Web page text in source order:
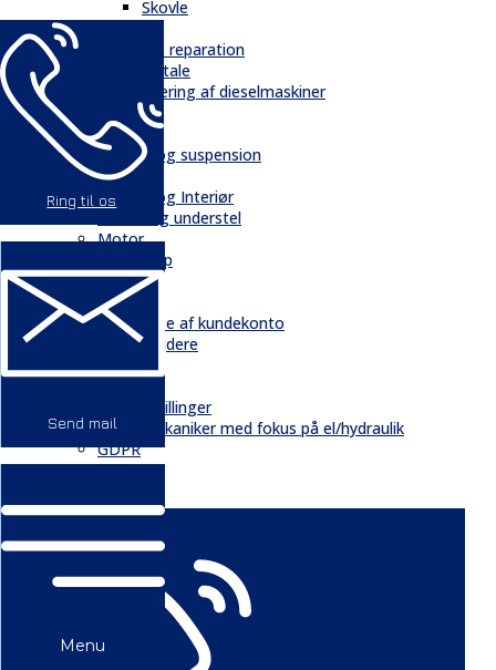
Ring til os
Send mail
Menu
Skovle
Service
Service & reparation
Serviceaftale
Elektrificering af dieselmaskiner
Reservedele
Bånd
Chassis og suspension
Hydraulik
Kabiner og Interiør
Kæder og understel
Motor
Quickshop
Kontakt & Om
Kontakt
Oprettelse af kundekonto
Medarbejdere
Profil
Ledige stillinger
Mekaniker med fokus på el/hydraulik
GDPR
Nyheder